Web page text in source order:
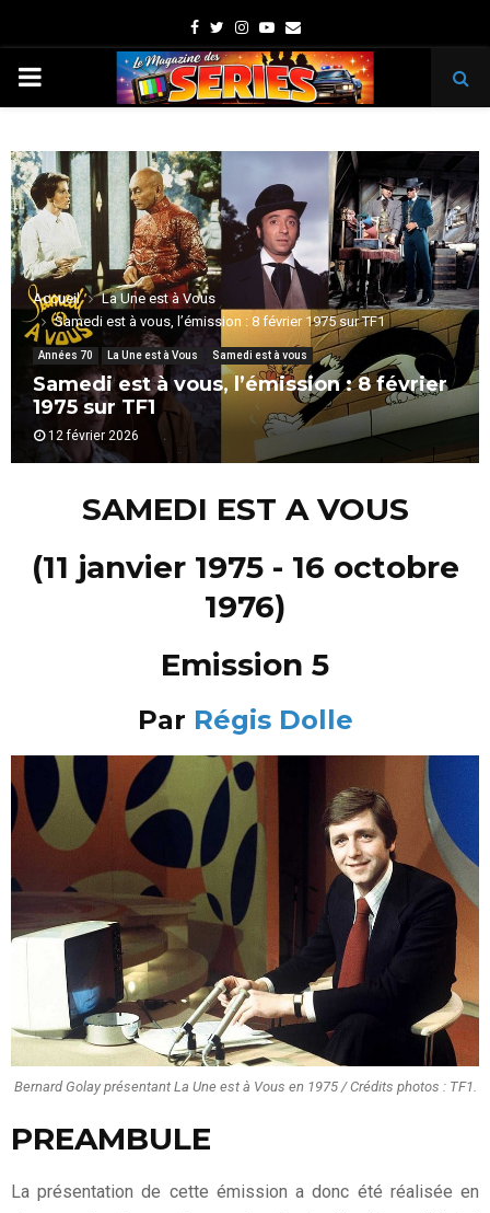
Facebook
TwitterInstagram
Youtube
Email
PRIMARY
Accueil
La Une est à Vous
Samedi est à vous, l’émission : 8 février 1975 sur TF1
Années 70 La Une est à Vous Samedi est à vous
Samedi est à vous, l’émission : 8 février
1975 sur TF1
12 février 2026
SAMEDI EST A VOUS
(11 janvier 1975 - 16 octobre
1976)
Emission 5
Par Régis Dolle
Bernard Golay présentant La Une est à Vous en 1975 / Crédits photos : TF1.
PREAMBULE
La présentation de cette émission a donc été réalisée en